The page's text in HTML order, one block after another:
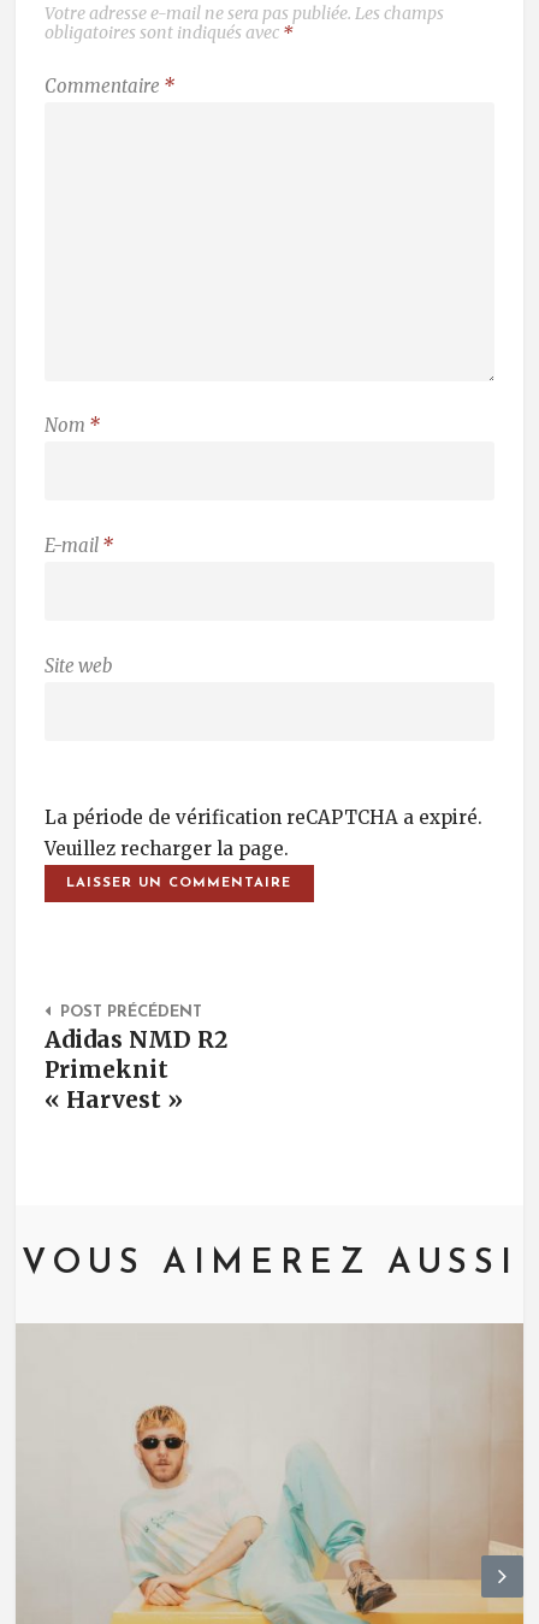
Votre adresse e-mail ne sera pas publiée. Les champs
obligatoires sont indiqués avec *
Commentaire *
Nom *
E-mail *
Site web
La période de vérification reCAPTCHA a expiré.
Veuillez recharger la page.
Post Navigation
POST PRÉCÉDENT
Adidas NMD R2
Primeknit
« Harvest »
VOUS AIMEREZ AUSSI